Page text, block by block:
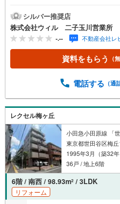
らくらくスムーズ◆たっぷ
要に！◆食洗機や浴室乾燥
設備・仕様です！◆陽当た
を望めます（天候による）
屋のスペースを有効活用
け取りに便利な宅配ボッ
10:00～19:00】上記時間は
合は「室内・現地を見学す
の日時をご記入いただけま
す。【ウィル不動産販売は
精通しており、社内にロー
工実績多数のリフォーム部
日なし！
シルバー推奨店
株式会社ウィル 二子玉川営業所
-.-- 不動産会社レ
資料をもらう （
電話する （通
レクセル梅ヶ丘
小田急小田原線 「
東京都世田谷区梅丘
1995年3月（築32年
36戸 / 地上6階
6階 / 南西 / 98.93m2 / 3LDK
リフォーム